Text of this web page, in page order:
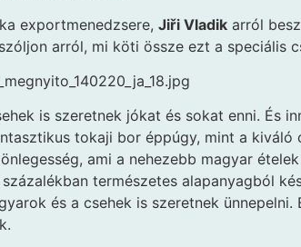
exportmenedzsere, Jiři Vladik arról
arról, mi köti össze ezt a speciális
is szeretnek jókat és sokat enni. És
tokaji bor éppúgy, mint a kiváló
ami a nehezebb magyar
természetes alapanyagból
és a csehek is szeretnek